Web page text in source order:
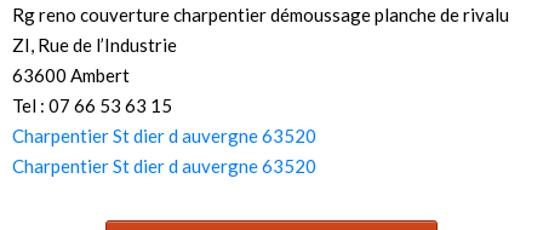
Rg reno couverture charpentier démoussage planche de rivalu
ZI, Rue de l’Industrie
63600 Ambert
Tel : 07 66 53 63 15
Charpentier St dier d auvergne 63520
Charpentier St dier d auvergne 63520